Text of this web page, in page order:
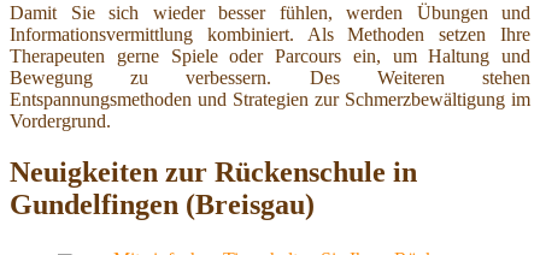
Damit Sie sich wieder besser fühlen, werden Übungen und
Informationsvermittlung kombiniert. Als Methoden setzen Ihre
Therapeuten gerne Spiele oder Parcours ein, um Haltung und
Bewegung zu verbessern. Des Weiteren stehen
Entspannungsmethoden und Strategien zur Schmerzbewältigung im
Vordergrund.
Neuigkeiten zur Rückenschule in
Gundelfingen (Breisgau)